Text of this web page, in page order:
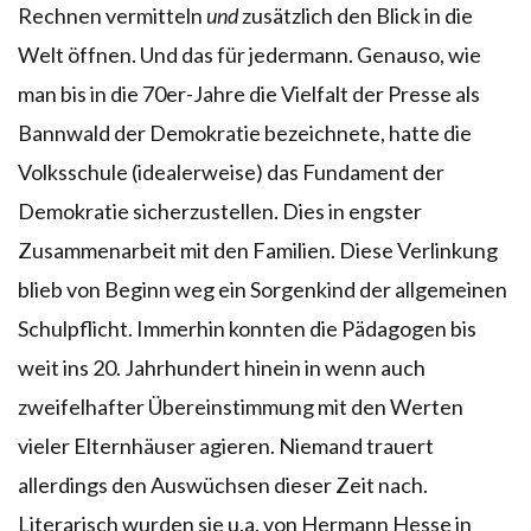
Rechnen vermittelnundzusätzlich den Blick in die
Welt öffnen. Und das für jedermann. Genauso, wie
man bis in die 70er-Jahre die Vielfalt der Presse als
Bannwald der Demokratie bezeichnete, hatte die
Volksschule (idealerweise) das Fundament der
Demokratie sicherzustellen. Dies in engster
Zusammenarbeit mit den Familien. Diese Verlinkung
blieb von Beginn weg ein Sorgenkind der allgemeinen
Schulpflicht. Immerhin konnten die Pädagogen bis
weit ins 20. Jahrhundert hinein in wenn auch
zweifelhafter Übereinstimmung mit den Werten
vieler Elternhäuser agieren. Niemand trauert
allerdings den Auswüchsen dieser Zeit nach.
Literarisch wurden sie u.a. von Hermann Hesse in